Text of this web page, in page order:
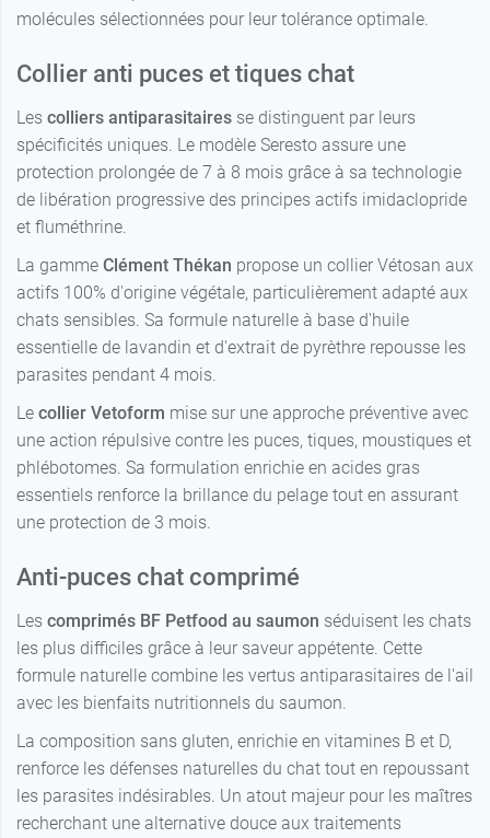
molécules sélectionnées pour leur tolérance optimale.
Collier anti puces et tiques chat
Les colliers antiparasitaires se distinguent par leurs
spécificités uniques. Le modèle Seresto assure une
protection prolongée de 7 à 8 mois grâce à sa technologie
de libération progressive des principes actifs imidaclopride
et fluméthrine.
La gamme Clément Thékan propose un collier Vétosan aux
actifs 100% d'origine végétale, particulièrement adapté aux
chats sensibles. Sa formule naturelle à base d'huile
essentielle de lavandin et d'extrait de pyrèthre repousse les
parasites pendant 4 mois.
Le collier Vetoform mise sur une approche préventive avec
une action répulsive contre les puces, tiques, moustiques et
phlébotomes. Sa formulation enrichie en acides gras
essentiels renforce la brillance du pelage tout en assurant
une protection de 3 mois.
Anti-puces chat comprimé
Les comprimés BF Petfood au saumon séduisent les chats
les plus difficiles grâce à leur saveur appétente. Cette
formule naturelle combine les vertus antiparasitaires de l'ail
avec les bienfaits nutritionnels du saumon.
La composition sans gluten, enrichie en vitamines B et D,
renforce les défenses naturelles du chat tout en repoussant
les parasites indésirables. Un atout majeur pour les maîtres
recherchant une alternative douce aux traitements